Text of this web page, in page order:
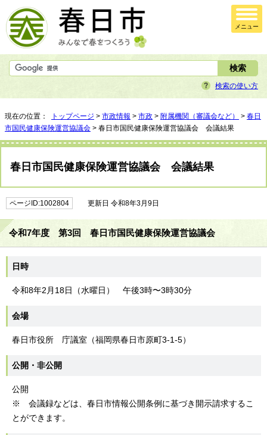
メニュー
検索の使い方
現在の位置： トップページ > 市政情報 > 市政 > 附属機関（審議会など） > 春日
市国民健康保険運営協議会 > 春日市国民健康保険運営協議会 会議結果
春日市国民健康保険運営協議会 会議結果
ページID:1002804 更新日 令和8年3月9日
令和7年度 第3回 春日市国民健康保険運営協議会
日時
令和8年2月18日（水曜日） 午後3時〜3時30分
会場
春日市役所 庁議室（福岡県春日市原町3-1-5）
公開・非公開
公開
※ 会議録などは、春日市情報公開条例に基づき開示請求するこ
とができます。